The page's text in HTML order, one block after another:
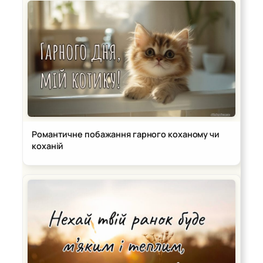
Романтичне побажання гарного коханому чи
коханій